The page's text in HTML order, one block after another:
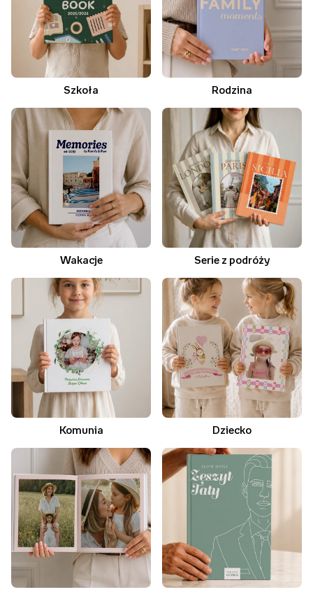
Szkoła Rodzina
Wakacje Serie z podróży
Komunia Dziecko